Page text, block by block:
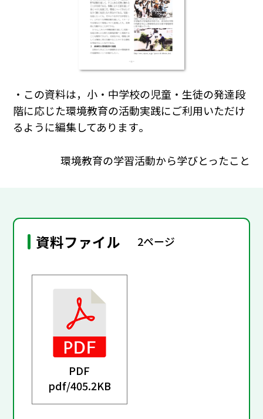
・この資料は，小・中学校の児童・生徒の発達段
階に応じた環境教育の活動実践にご利用いただけ
るように編集してあります｡
環境教育の学習活動から学びとったこと
資料ファイル 2ページ
PDF
pdf/405.2KB